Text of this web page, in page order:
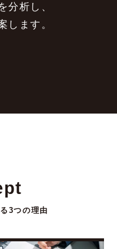
分析し、
します。
3つの理由